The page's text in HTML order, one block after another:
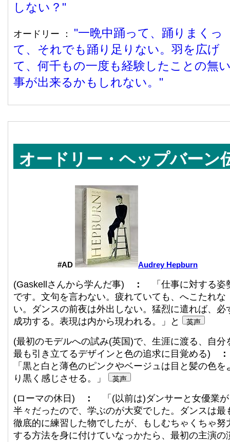
しない？
オードリー ：
一晩中踊って、踊りまくっ
て、それでも踊り足りない。羽を広げ
て、何千もの一度も経験したことの無
事が出来るかもしれない。
オードリー・ヘップバーン
記
#AD Audrey Hepburn
(Gaskellさんから学んだ事) ：
「仕事に対する姿
です。文句を言わない。疲れていても、へこたれな
い。ダンスの前夜は外出しない。猛烈に遣れば、必
成功する。表現は内から現われる。」と
英声
(最初のモデルへの試み(英国)で、生涯に渡る、自分
最も引き立てるデザインと色の追求に目覚める)
「黒と白と薄色のピンクやベージュは目と髪の色を
り黒く感じさせる。」
英声
(ローマの休日) ：
「(以前は)ダンサーと女優業が
半々だったので、学ぶのが大変でした。ダンスは最
徹底的に練習した物でしたが、もしむちゃくちゃ努
する方法を身に付けていなっかたら、最初の主演の